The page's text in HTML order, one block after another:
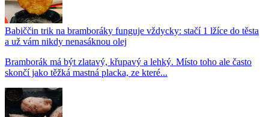
Babiččin trik na bramboráky funguje vždycky: stačí 1 lžíce do těsta
a už vám nikdy nenasáknou olej
Bramborák má být zlatavý, křupavý a lehký. Místo toho ale často
skončí jako těžká mastná placka, ze které...